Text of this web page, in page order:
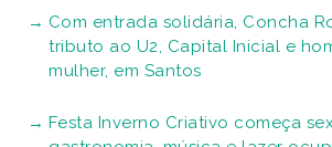
Com entrada solidária, Concha
tributo ao U2, Capital Inicial e
mulher, em Santos
Festa Inverno Criativo começa